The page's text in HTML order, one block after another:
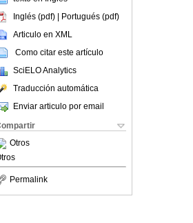
Inglés (pdf) | Portugués (pdf)
Articulo en XML
Como citar este artículo
SciELO Analytics
Traducción automática
Enviar articulo por email
Otros
Permalink